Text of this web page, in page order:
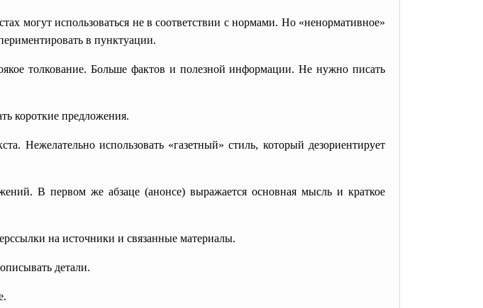
могут использоваться не в соответствии с нормами. Но «ненормативное»
в пунктуации.
толкование. Больше фактов и полезной информации. Не нужно писать
короткие предложения.
Нежелательно использовать «газетный» стиль, который дезориентирует
В первом же абзаце (анонсе) выражается основная мысль и краткое
на источники и связанные материалы.
детали.